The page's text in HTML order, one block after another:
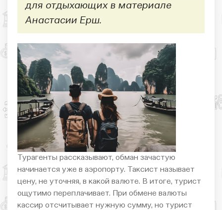
для отдыхающих в материале
Анастасии Ерш.
Турагенты рассказывают, обман зачастую
начинается уже в аэропорту. Таксист называет
цену, не уточняя, в какой валюте. В итоге, турист
ощутимо переплачивает. При обмене валюты
кассир отсчитывает нужную сумму, но турист